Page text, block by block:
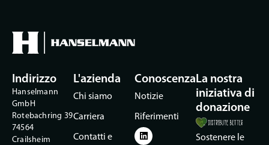
Indirizzo
Hanselmann
GmbH
Rotebachring 39
74564
Crailsheim
L'azienda
Chi siamo
Carriera
Contatti e
Conoscenza
Notizie
Riferimenti
La nostra
iniziativa di
donazione
Sostenere le